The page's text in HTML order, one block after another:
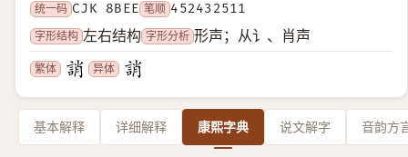
统一码 CJK 8BEE 笔顺 452432511
字形结构 左右结构 字形分析 形声；从讠、肖声
繁体 异体
基本解释 详细解释 康熙字典 说文解字 音韵方